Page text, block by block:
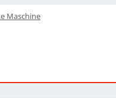
Maschine